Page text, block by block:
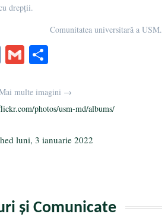
drepții.
Comunitatea universitară a USM.
V G
ailaj
ea
multe imagini →
photos/usm-md/albums/
luni, 3 ianuarie 2022
și Comunicate